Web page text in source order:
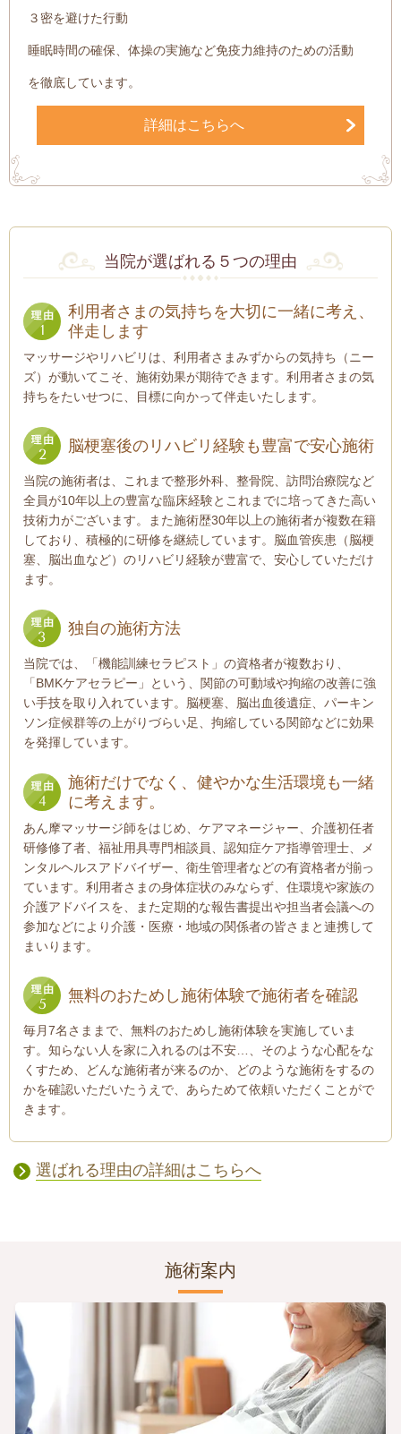
３密を避けた行動
睡眠時間の確保、体操の実施など免疫力維持のための活動
を徹底しています。
詳細はこちらへ
当院が選ばれる ５ つの理由
利用者さまの気持ちを大切に一緒に考え、
伴走します
マッサージやリハビリは、利用者さまみずからの気持ち（ニー
ズ）が動いてこそ、施術効果が期待できます。利用者さまの気
持ちをたいせつに、目標に向かって伴走いたします。
脳梗塞後のリハビリ経験も豊富で安心施術
当院の施術者は、これまで整形外科、整骨院、訪問治療院など
全員が10年以上の豊富な臨床経験とこれまでに培ってきた高い
技術力がございます。また施術歴30年以上の施術者が複数在籍
しており、積極的に研修を継続しています。脳血管疾患（脳梗
塞、脳出血など）のリハビリ経験が豊富で、安心していただけ
ます。
独自の施術方法
当院では、「機能訓練セラピスト」の資格者が複数おり、
「BMKケアセラピー」という、関節の可動域や拘縮の改善に強
い手技を取り入れています。脳梗塞、脳出血後遺症、パーキン
ソン症候群等の上がりづらい足、拘縮している関節などに効果
を発揮しています。
施術だけでなく、健やかな生活環境も一緒
に考えます。
あん摩マッサージ師をはじめ、ケアマネージャー、介護初任者
研修修了者、福祉用具専門相談員、認知症ケア指導管理士、メ
ンタルヘルスアドバイザー、衛生管理者などの有資格者が揃っ
ています。利用者さまの身体症状のみならず、住環境や家族の
介護アドバイスを、また定期的な報告書提出や担当者会議への
参加などにより介護・医療・地域の関係者の皆さまと連携して
まいります。
無料のおためし施術体験で施術者を確認
毎月7名さままで、無料のおためし施術体験を実施していま
す。知らない人を家に入れるのは不安…、そのような心配をな
くすため、どんな施術者が来るのか、どのような施術をするの
かを確認いただいたうえで、あらためて依頼いただくことがで
きます。
選ばれる理由の詳細はこちらへ
施術案内